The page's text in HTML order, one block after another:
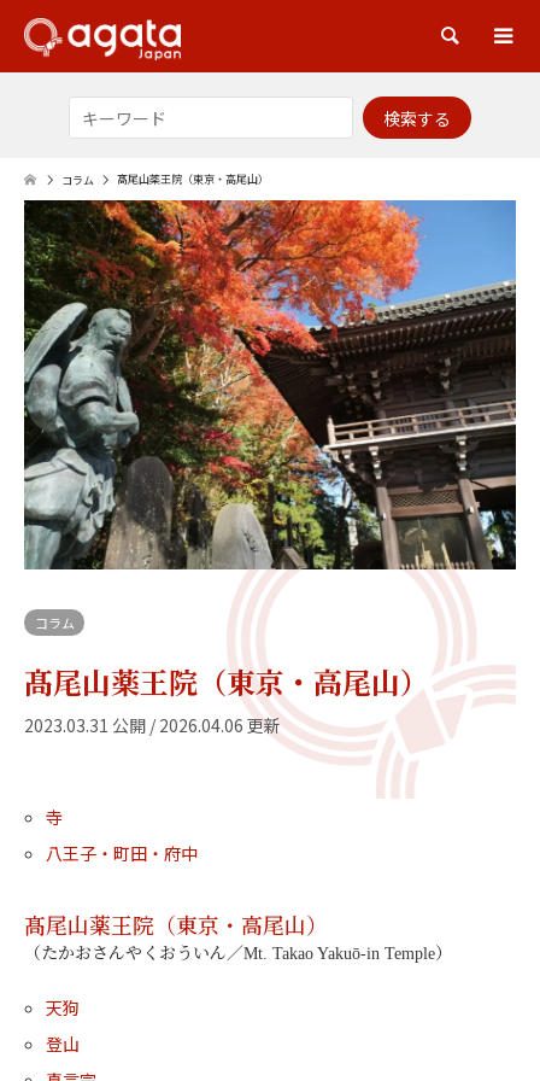
検索
コラム 髙尾山薬王院（東京・高尾山）
コラム
髙尾山薬王院（東京・高尾山）
2023.03.31 公開 / 2026.04.06 更新
寺
八王子・町田・府中
髙尾山薬王院（東京・高尾山）
（たかおさんやくおういん／Mt. Takao Yakuō-in Temple）
天狗
登山